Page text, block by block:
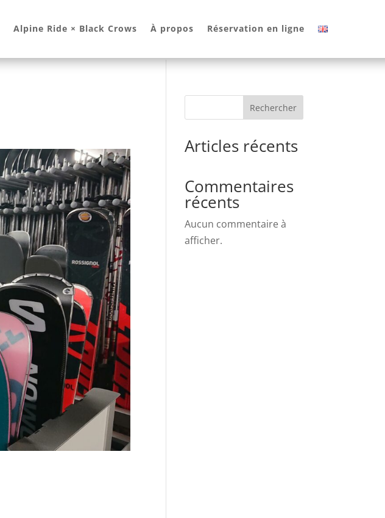
Alpine Ride × Black Crows À propos Réservation en ligne
Rechercher
Articles récents
Commentaires
récents
Aucun commentaire à
afficher.